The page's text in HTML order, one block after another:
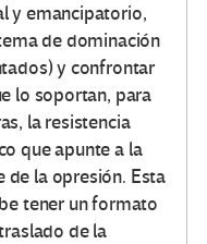
y emancipatorio,
de dominación
y confrontar
lo soportan, para
la resistencia
que apunte a la
la opresión. Esta
tener un formato
de la